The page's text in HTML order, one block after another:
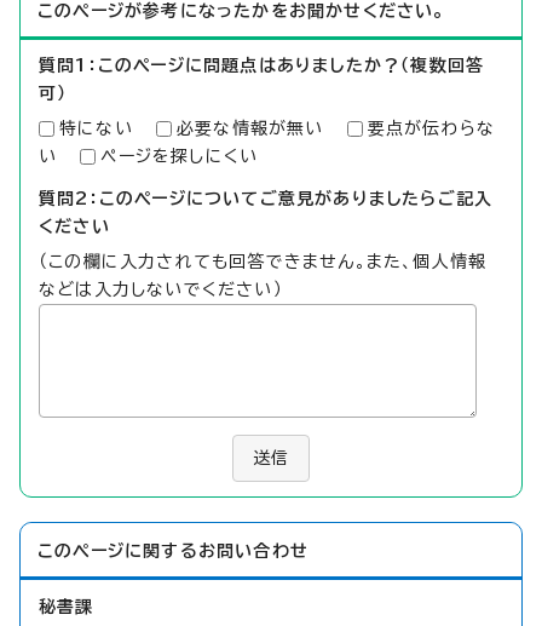
このページが参考になったかをお聞かせください。
質問1：このページに問題点はありましたか？（複数回答
可）
特にない 必要な情報が無い
要点が伝わらな
い
ページを探しにくい
質問2：このページについてご意見がありましたらご記入
ください
（この欄に入力されても回答できません。また、個人情報
などは入力しないでください）
送信
このページに関する お問い合わせ
秘書課